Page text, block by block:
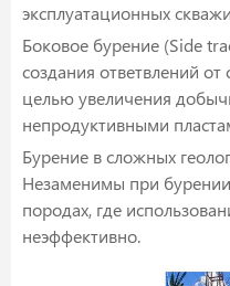
эксплуатационных
Боковое бурение (Side
создания ответвлений
целью увеличения
непродуктивными
Бурение в сложных
Незаменимы при
породах, где
неэффективно.